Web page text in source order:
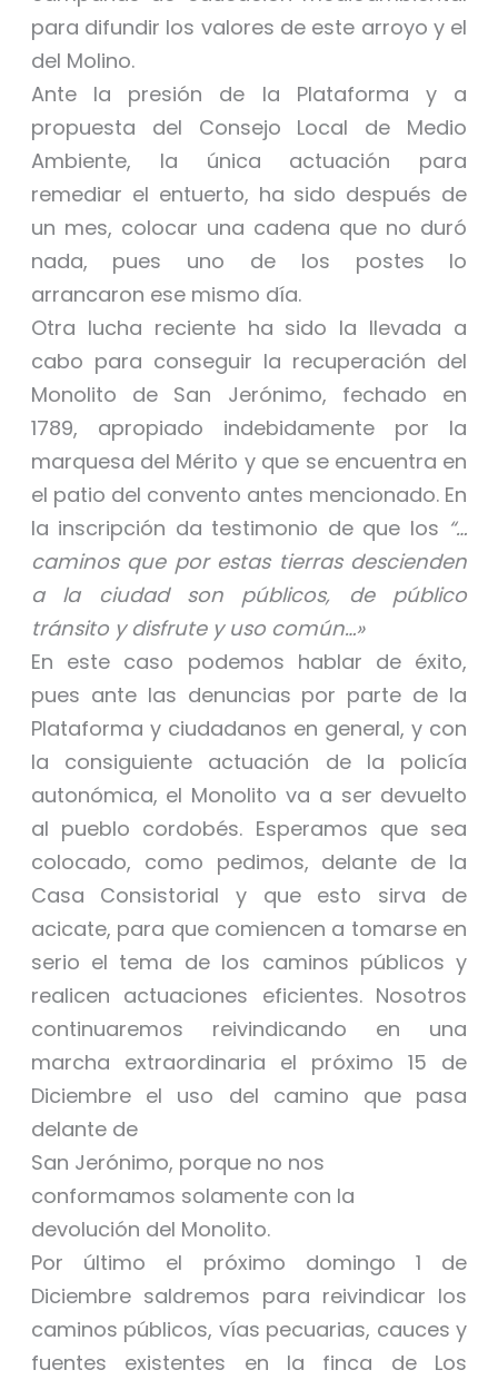
para difundir los valores de este arroyo y el
del Molino.
Ante la presión de la Plataforma y a
propuesta del Consejo Local de Medio
Ambiente, la única actuación para
remediar el entuerto, ha sido después de
un mes, colocar una cadena que no duró
nada, pues uno de los postes lo
arrancaron ese mismo día.
Otra lucha reciente ha sido la llevada a
cabo para conseguir la recuperación del
Monolito de San Jerónimo, fechado en
1789, apropiado indebidamente por la
marquesa del Mérito y que se encuentra en
el patio del convento antes mencionado. En
la inscripción da testimonio de que los “…
caminos que por estas tierras descienden
a la ciudad son públicos, de público
tránsito y disfrute y uso común…»
En este caso podemos hablar de éxito,
pues ante las denuncias por parte de la
Plataforma y ciudadanos en general, y con
la consiguiente actuación de la policía
autonómica, el Monolito va a ser devuelto
al pueblo cordobés. Esperamos que sea
colocado, como pedimos, delante de la
Casa Consistorial y que esto sirva de
acicate, para que comiencen a tomarse en
serio el tema de los caminos públicos y
realicen actuaciones eficientes. Nosotros
continuaremos reivindicando en una
marcha extraordinaria el próximo 15 de
Diciembre el uso del camino que pasa
delante de
San Jerónimo, porque no nos
conformamos solamente con la
devolución del Monolito.
Por último el próximo domingo 1 de
Diciembre saldremos para reivindicar los
caminos públicos, vías pecuarias, cauces y
fuentes existentes en la finca de Los